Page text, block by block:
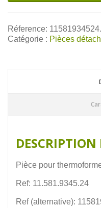
Réference: 11581934524.
Catégorie : Pièces
Pièce pour
Ref: 11.581.9345.24
Ref (alternative):